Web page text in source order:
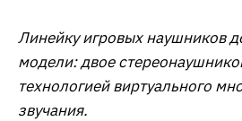
Линейку игровых наушников
модели: двое
технологией виртуального
звучания.